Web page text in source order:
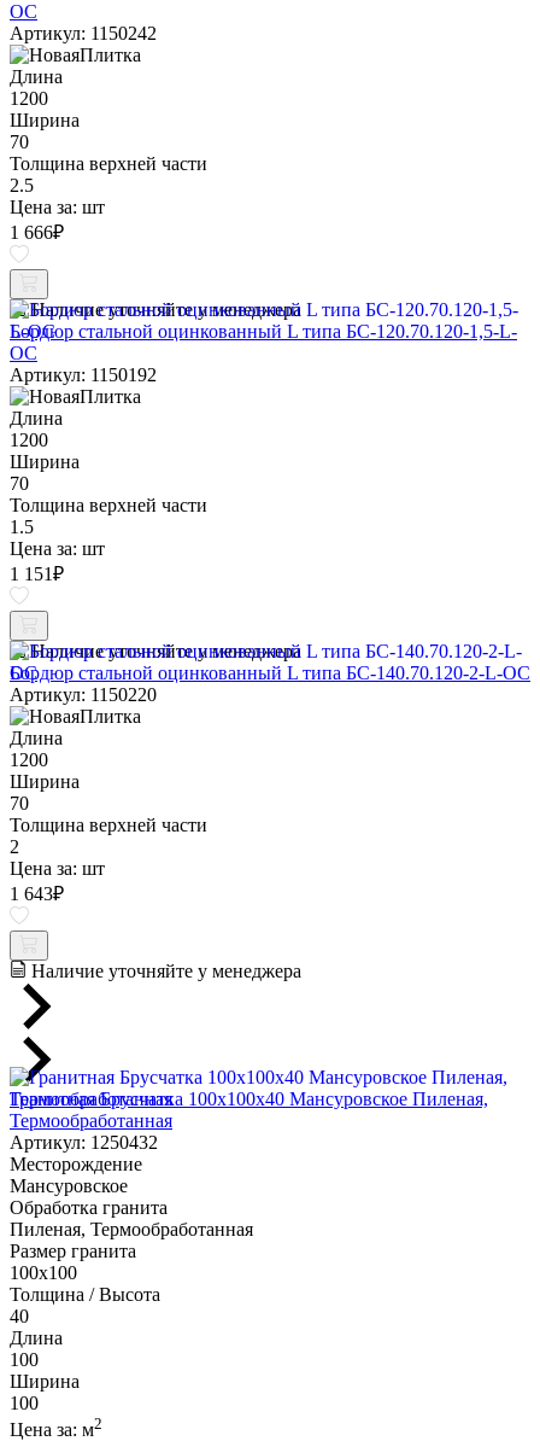
ОС
Артикул: 1150242
Длина
1200
Ширина
70
Толщина верхней части
2.5
Цена за: шт
1 666₽
Наличие уточняйте у менеджера
Бордюр стальной оцинкованный L типа БС-120.70.120-1,5-L-
ОС
Артикул: 1150192
Длина
1200
Ширина
70
Толщина верхней части
1.5
Цена за: шт
1 151₽
Наличие уточняйте у менеджера
Бордюр стальной оцинкованный L типа БС-140.70.120-2-L-ОС
Артикул: 1150220
Длина
1200
Ширина
70
Толщина верхней части
2
Цена за: шт
1 643₽
Наличие уточняйте у менеджера
Гранитная Брусчатка 100х100x40 Мансуровское Пиленая,
Термообработанная
Артикул: 1250432
Месторождение
Мансуровское
Обработка гранита
Пиленая, Термообработанная
Размер гранита
100х100
Толщина / Высота
40
Длина
100
Ширина
100
Цена за: м2